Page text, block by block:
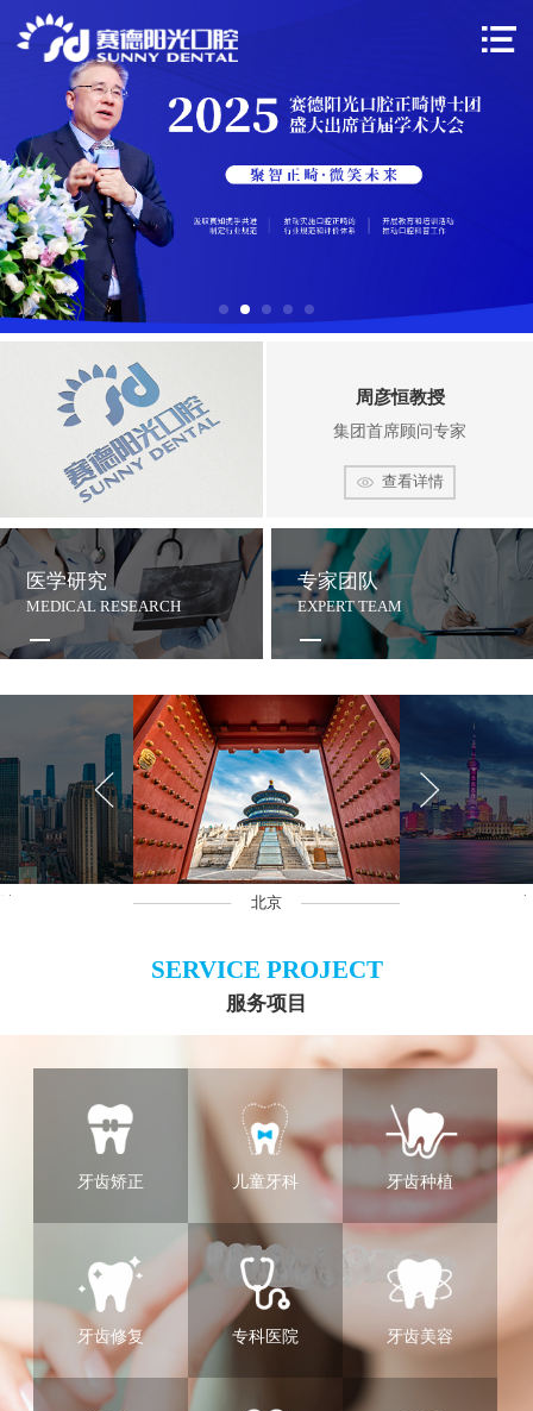
周彦恒教授
集团首席顾问专家
查看详情
医学研究
MEDICAL RESEARCH
专家团队
EXPERT TEAM
北京
SERVICE PROJECT
服务项目
牙齿矫正 儿童牙科 牙齿种植
牙齿修复 专科医院 牙齿美容